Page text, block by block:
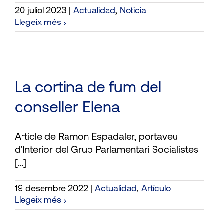
20 juliol 2023 Actualidad, Noticia
Llegeix més
La cortina de fum del
conseller Elena
Article de Ramon Espadaler, portaveu
d'Interior del Grup Parlamentari Socialistes
[...]
19 desembre 2022 Actualidad, Artículo
Llegeix més